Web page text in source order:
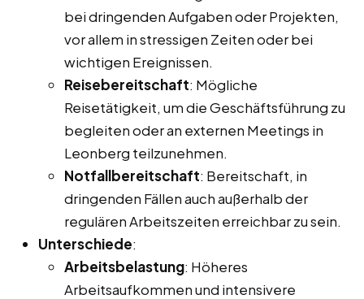
bei dringenden Aufgaben oder Projekten,
vor allem in stressigen Zeiten oder bei
wichtigen Ereignissen.
Reisebereitschaft: Mögliche
Reisetätigkeit, um die Geschäftsführung zu
begleiten oder an externen Meetings in
Leonberg teilzunehmen.
Notfallbereitschaft: Bereitschaft, in
dringenden Fällen auch außerhalb der
regulären Arbeitszeiten erreichbar zu sein.
Unterschiede:
Arbeitsbelastung: Höheres
Arbeitsaufkommen und intensivere